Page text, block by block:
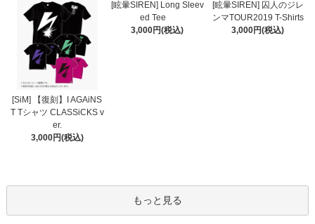
[SiM] 【復刻】I AGAiNS
T Tシャツ CLASSiCKS v
er.
3,000円(税込)
[眩暈SIREN] Long Sleev
ed Tee
3,000円(税込)
[眩暈SIREN] 囚人のジレ
ンマTOUR2019 T-Shirts
3,000円(税込)
もっと見る